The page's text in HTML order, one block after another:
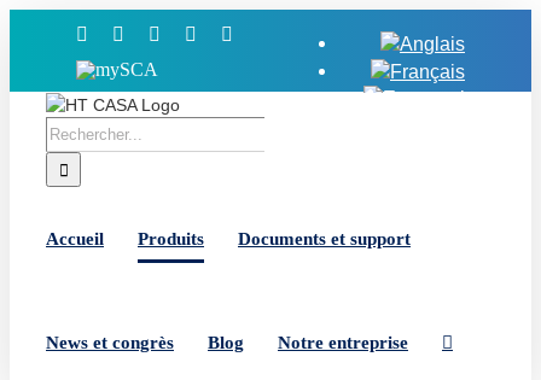
Facebook YouTubeLinkedIn
MySCA
Rechercher:
Accueil Produits Documents et support
News et congrès Blog Notre entreprise